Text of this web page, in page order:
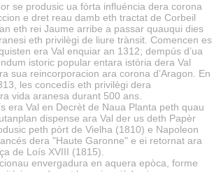
se produsic ua fòrta influéncia dera corona
e dret reau damb eth tractat de Corbeil
eth rei Jaume arribe a passar quauqui dies
eth privilègi de liure trànsit. Comencen es
era Val enquiar an 1312; dempús d’ua
istoric popular entara istòria dera Val
sua reincorporacion ara corona d’Aragon. En
les concedís eth privilègi dera
vida aranesa durant 500 ans.
era Val en Decrèt de Naua Planta peth quau
dispense ara Val der us deth Papèr
peth pòrt de Vielha (1810) e Napoleon
dera "Haute Garonne" e ei retornat ara
de Loís XVIII (1815).
envergadura en aquera epòca, forme